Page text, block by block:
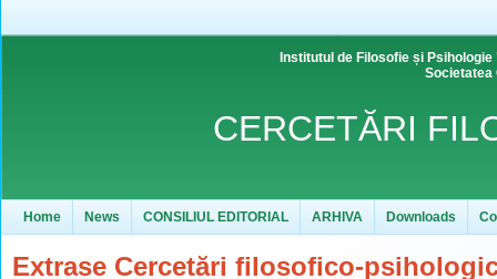
Institutul de Filosofie și
Societatea
CERCETĂRI
Home News CONSILIUL EDITORIAL ARHIVA Downloads
Extrase Cercetări filosofico-